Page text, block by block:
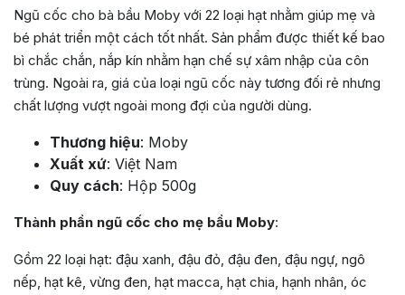
Ngũ cốc cho bà bầu Moby với 22 loại hạt nhằm giúp mẹ và
bé phát triển một cách tốt nhất. Sản phẩm được thiết kế bao
bì chắc chắn, nắp kín nhằm hạn chế sự xâm nhập của côn
trùng. Ngoài ra, giá của loại ngũ cốc này tương đối rẻ nhưng
chất lượng vượt ngoài mong đợi của người dùng.
Thương hiệu: Moby
Xuất xứ: Việt Nam
Quy cách: Hộp 500g
Thành phần ngũ cốc cho mẹ bầu Moby:
Gồm 22 loại hạt: đậu xanh, đậu đỏ, đậu đen, đậu ngự, ngô
nếp, hạt kê, vừng đen, hạt macca, hạt chia, hạnh nhân, óc